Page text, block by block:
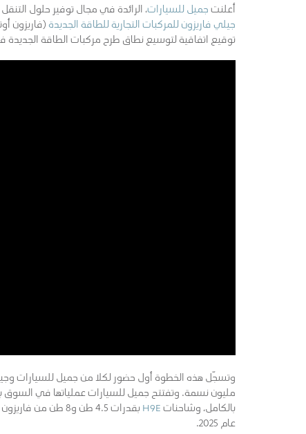
أعلنتجميل للسيارات، الرائدة في مجال توفير حلول
جيلي فاريزون للمركبات التجارية للطاقة الجديدة (فاريزون
توقيع اتفاقية لتوسيع نطاق طرح مركبات الطاقة الجديدة
مليون نسمة. وتفتتح جميل للسيارات عملياتها في السوق
بالكامل، وشاحناتH9E
بقدرات 4.5 طن و8
عام 2025.